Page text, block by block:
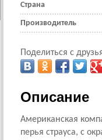
Страна
Производитель
Поделиться с
Описание
Американская
перья страуса, с